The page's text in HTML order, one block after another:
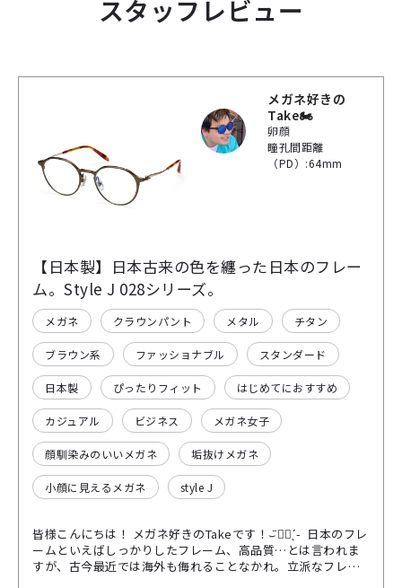
スタッフレビュー
メガネ好きの
Take🏍
卵顔
瞳孔間距離
（PD）:64mm
【日本製】日本古来の色を纏った日本のフレー
ム。Style J 028シリーズ。
メガネ クラウンパント メタル チタン
ブラウン系 ファッショナブル スタンダード
日本製 ぴったりフィット はじめてにおすすめ
カジュアル ビジネス メガネ女子
顔馴染みのいいメガネ 垢抜けメガネ
小顔に見えるメガネ style J
皆様こんにちは！ メガネ好きのTakeです！‎⌣̈👍🏻 ̖́-‬‎ 日本のフレ
ームといえばしっかりしたフレーム、高品質…とは言われま
すが、古今最近では海外も侮れることなかれ。立派なフレー